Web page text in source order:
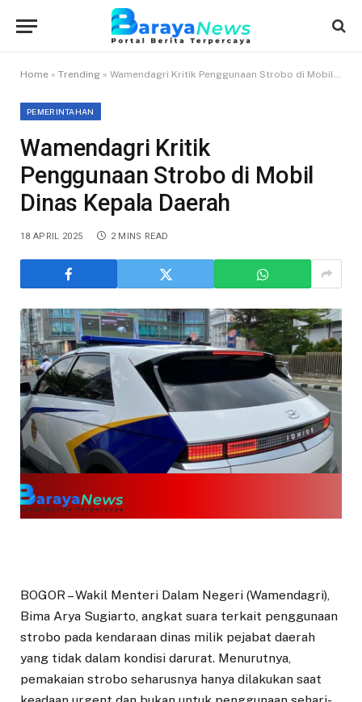
Home » Trending » Wamendagri Kritik Penggunaan Strobo di Mobil Dinas Kepala Daerah
PEMERINTAHAN
Wamendagri Kritik
Penggunaan Strobo di Mobil
Dinas Kepala Daerah
18 APRIL 2025 2 MINS READ
BOGOR – Wakil Menteri Dalam Negeri (Wamendagri),
Bima Arya Sugiarto, angkat suara terkait penggunaan
strobo pada kendaraan dinas milik pejabat daerah
yang tidak dalam kondisi darurat. Menurutnya,
pemakaian strobo seharusnya hanya dilakukan saat